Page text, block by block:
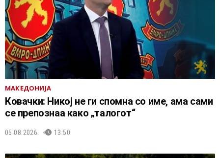
МАКЕДОНИЈА
Ковачки: Никој не ги спомна со име, ама сами
се препознаа како „талогот“
05.08.2026. 13:50